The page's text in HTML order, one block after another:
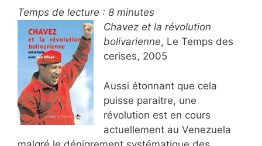
Temps de lecture : 8 minutes
Chavez et la révolution
bolivarienne, Le Temps des
cerises, 2005
Aussi étonnant que cela
puisse paraitre, une
révolution est en cours
actuellement au Venezuela